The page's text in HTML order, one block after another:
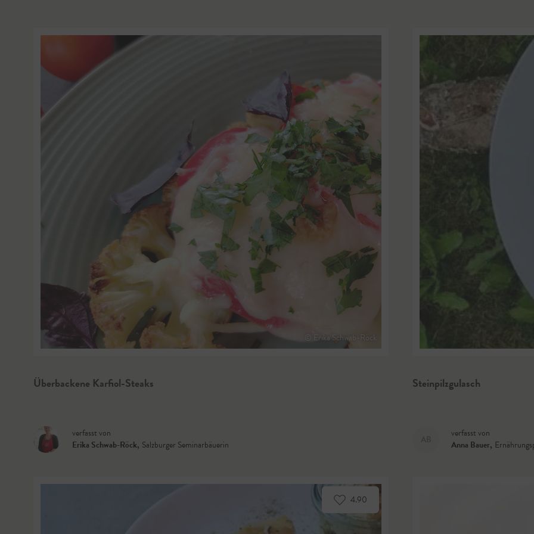
© Erika Schwab-Röck
Überbackene Karfiol-Steaks
verfasst von
Erika Schwab-Röck, Salzburger Seminarbäuerin
Steinpilzgulasch
verfasst von
Anna Bauer,
4.90